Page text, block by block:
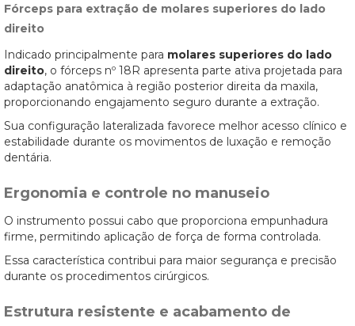
Fórceps para extração de molares superiores do lado
direito
Indicado principalmente para molares superiores do lado
direito, o fórceps nº 18R apresenta parte ativa projetada para
adaptação anatômica à região posterior direita da maxila,
proporcionando engajamento seguro durante a extração.
Sua configuração lateralizada favorece melhor acesso clínico e
estabilidade durante os movimentos de luxação e remoção
dentária.
Ergonomia e controle no manuseio
O instrumento possui cabo que proporciona empunhadura
firme, permitindo aplicação de força de forma controlada.
Essa característica contribui para maior segurança e precisão
durante os procedimentos cirúrgicos.
Estrutura resistente e acabamento de